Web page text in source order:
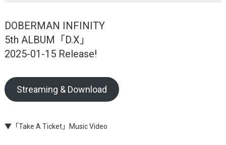
DOBERMAN INFINITY
5th ALBUM「D.X」
2025-01-15 Release!
Streaming & Download
▼「Take A Ticket」Music Video